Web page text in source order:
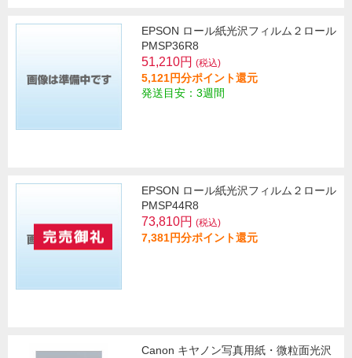
EPSON ロール紙光沢フィルム２ロール
PMSP36R8
51,210円 (税込)
5,121円分ポイント還元
発送目安：3週間
EPSON ロール紙光沢フィルム２ロール
PMSP44R8
73,810円 (税込)
7,381円分ポイント還元
Canon キヤノン写真用紙・微粒面光沢